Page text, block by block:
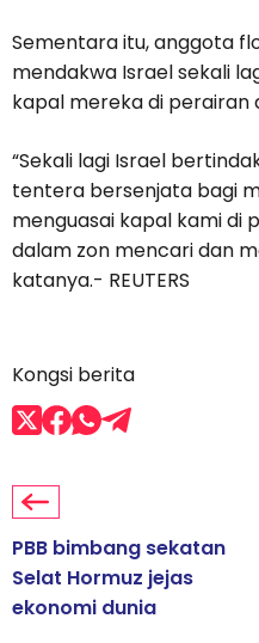
Sementara itu, anggota
mendakwa Israel sekali
kapal mereka di perairan
“Sekali lagi Israel
tentera bersenjata bagi
menguasai kapal kami di
dalam zon mencari dan
katanya.- REUTERS
Kongsi berita
PBB bimbang sekatan
Selat Hormuz jejas
ekonomi dunia